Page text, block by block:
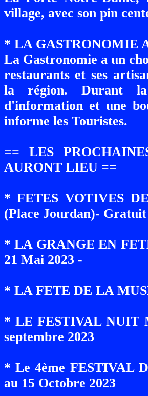
village, avec son pin
* LA GASTRONOMIE
La Gastronomie a un
restaurants et ses
la région. Durant
d'information et une
informe les Touristes.
== LES
AURONT LIEU ==
* FETES VOTIVES
(Place Jourdan)-
* LA GRANGE EN
21 Mai 2023 -
* LA FETE DE LA
* LE FESTIVAL NUIT
septembre 2023
* Le 4ème FESTIVAL
au 15 Octobre 2023